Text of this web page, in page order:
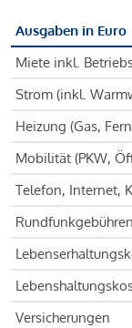
Ausgaben in Euro
Miete inkl.
Strom (inkl.
Heizung (Gas,
Mobilität (PKW,
Telefon, Internet,
Rundfunkgebühren
Versicherungen